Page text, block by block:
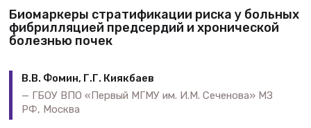
Биомаркеры стратификации риска у больных
фибрилляцией предсердий и хронической
болезнью почек
В.В. Фомин, Г.Г. Киякбаев
ГБОУ ВПО «Первый МГМУ им. И.М. Сеченова» МЗ
РФ, Москва